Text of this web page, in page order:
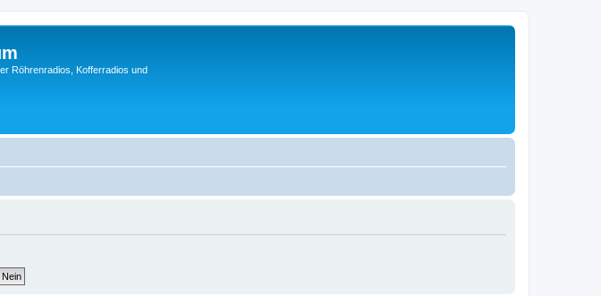
Röhrenradios, Kofferradios und